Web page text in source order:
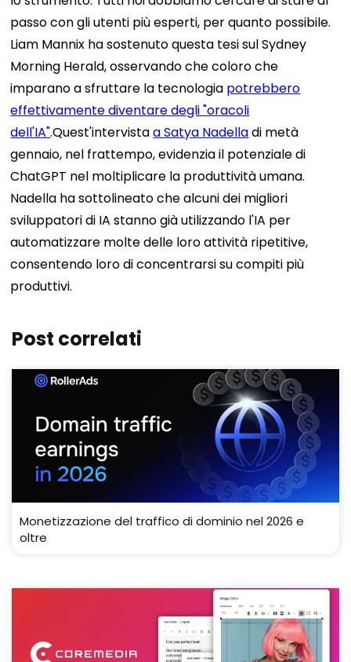
passo con gli utenti più esperti, per quanto possibile.
Liam Mannix ha sostenuto questa tesi sul Sydney
Morning Herald, osservando che coloro che
imparano a sfruttare la tecnologia potrebbero
effettivamente diventare degli "oracoli
dell'IA".Quest'intervistaa Satya Nadelladi metà
gennaio, nel frattempo, evidenzia il potenziale di
ChatGPT nel moltiplicare la produttività umana.
Nadella ha sottolineato che alcuni dei migliori
sviluppatori di IA stanno già utilizzando l'IA per
automatizzare molte delle loro attività ripetitive,
consentendo loro di concentrarsi su compiti più
produttivi.
Post correlati
Monetizzazione del traffico di dominio nel 2026 e
oltre